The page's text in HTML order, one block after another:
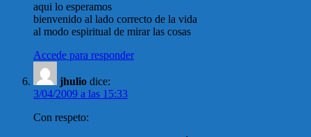
aqui lo esperamos
bienvenido al lado correcto de la vida
al modo espiritual de mirar las cosas
Accede para responder
jhulio dice:
3/04/2009 a las 15:33
Con respeto: